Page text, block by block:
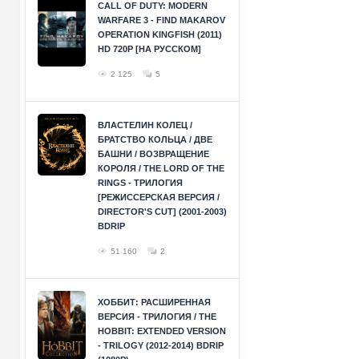
CALL OF DUTY: MODERN
WARFARE 3 - FIND MAKAROV
OPERATION KINGFISH (2011)
HD 720P [НА РУССКОМ]
2 125 5
ВЛАСТЕЛИН КОЛЕЦ /
БРАТСТВО КОЛЬЦА / ДВЕ
БАШНИ / ВОЗВРАЩЕНИЕ
КОРОЛЯ / THE LORD OF THE
RINGS - ТРИЛОГИЯ
[РЕЖИССЕРСКАЯ ВЕРСИЯ /
DIRECTOR'S CUT] (2001-2003)
BDRIP
51 160 2
ХОББИТ: РАСШИРЕННАЯ
ВЕРСИЯ - ТРИЛОГИЯ / THE
HOBBIT: EXTENDED VERSION
- TRILOGY (2012-2014) BDRIP